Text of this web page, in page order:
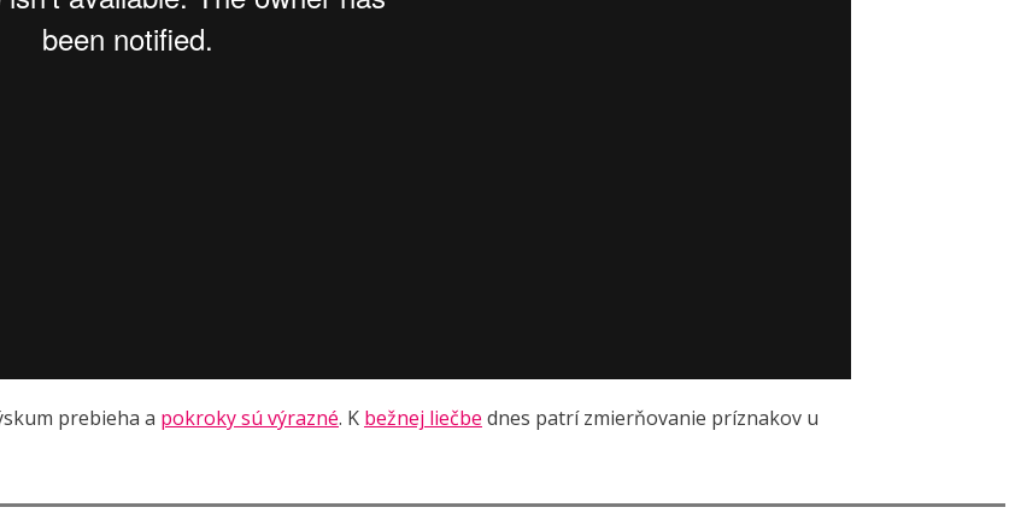
prebieha a pokroky sú výrazné. K bežnej liečbe dnes patrí zmierňovanie príznakov u